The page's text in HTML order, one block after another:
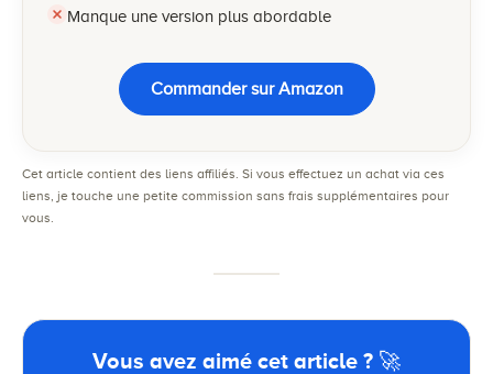
Manque une version plus abordable
Commander sur Amazon
Cet article contient des liens affiliés. Si vous effectuez un achat via ces
liens, je touche une petite commission sans frais supplémentaires pour
vous.
Vous avez aimé cet article ? 🚀